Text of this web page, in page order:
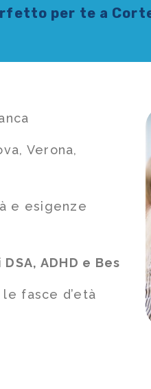
per te a
Verona,
e esigenze
ADHD e Bes
fasce d’età